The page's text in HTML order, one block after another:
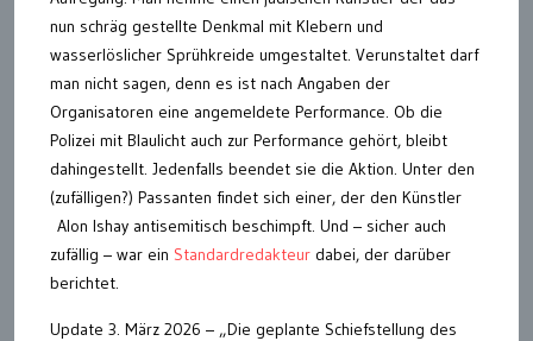
nun schräg gestellte Denkmal mit Klebern und
wasserlöslicher Sprühkreide umgestaltet. Verunstaltet darf
man nicht sagen, denn es ist nach Angaben der
Organisatoren eine angemeldete Performance. Ob die
Polizei mit Blaulicht auch zur Performance gehört, bleibt
dahingestellt. Jedenfalls beendet sie die Aktion. Unter den
(zufälligen?) Passanten findet sich einer, der den Künstler
Alon Ishay antisemitisch beschimpft. Und – sicher auch
zufällig – war ein Standardredakteur dabei, der darüber
berichtet.
Update 3. März 2026 – „Die geplante Schiefstellung des